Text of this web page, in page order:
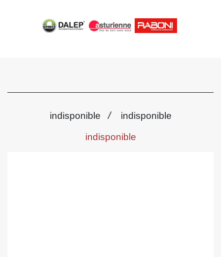
indisponible / indisponible
indisponible